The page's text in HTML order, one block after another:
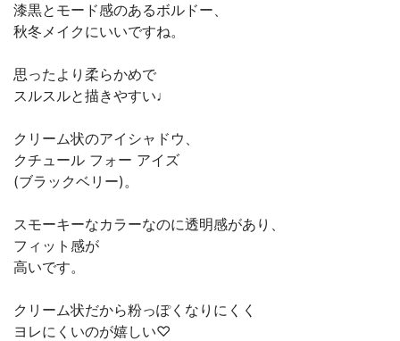
漆黒とモード感のあるボルドー、
秋冬メイクにいいですね。
思ったより柔らかめで
スルスルと描きやすい♩
クリーム状のアイシャドウ、
クチュール フォー アイズ
(ブラックベリー)。
スモーキーなカラーなのに透明感があり、
フィット感が
高いです。
クリーム状だから粉っぽくなりにくく
ヨレにくいのが嬉しい♡